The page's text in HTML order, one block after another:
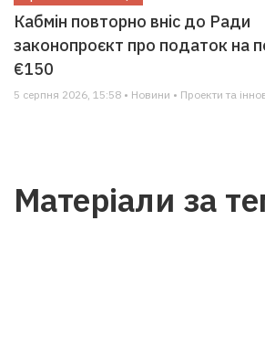
Кабмін повторно вніс до Ради
законопроєкт про податок на
€150
5 серпня 2026, 15:58 • Новини • Проекти та
Матеріали за